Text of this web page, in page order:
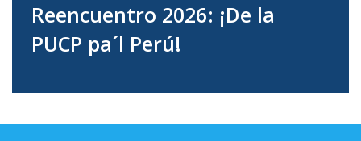
Reencuentro 2026: ¡De la
PUCP pa´l Perú!